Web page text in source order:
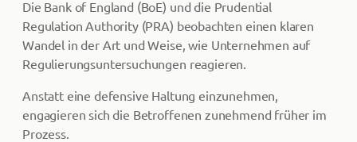
Die Bank of England (BoE) und die Prudential
Regulation Authority (PRA) beobachten einen klaren
Wandel in der Art und Weise, wie Unternehmen auf
Regulierungsuntersuchungen reagieren.
Anstatt eine defensive Haltung einzunehmen,
engagieren sich die Betroffenen zunehmend früher im
Prozess.